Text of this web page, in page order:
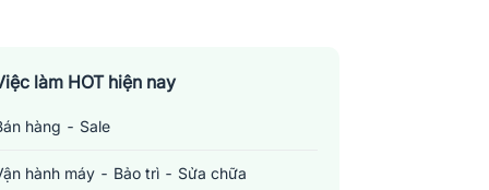
làm HOT hiện nay
hàng - Sale
hành máy - Bảo trì - Sửa chữa